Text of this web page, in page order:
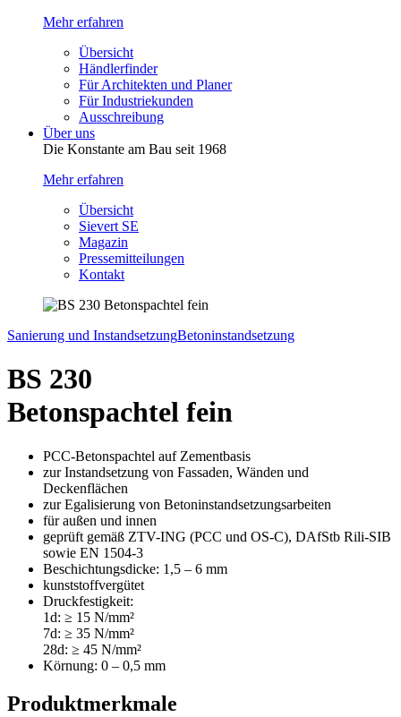
Mehr erfahren
Übersicht
Händlerfinder
Für Architekten und Planer
Für Industriekunden
Ausschreibung
Über uns
Die Konstante am Bau seit 1968
Mehr erfahren
Übersicht
Sievert SE
Magazin
Pressemitteilungen
Kontakt
Sanierung und InstandsetzungBetoninstandsetzung
BS 230
Betonspachtel fein
PCC-Betonspachtel auf Zementbasis
zur Instandsetzung von Fassaden, Wänden und
Deckenflächen
zur Egalisierung von Betoninstandsetzungsarbeiten
für außen und innen
geprüft gemäß ZTV-ING (PCC und OS-C), DAfStb Rili-SIB
sowie EN 1504-3
Beschichtungsdicke: 1,5 – 6 mm
kunststoffvergütet
Druckfestigkeit:
1d: ≥ 15 N/mm²
7d: ≥ 35 N/mm²
28d: ≥ 45 N/mm²
Körnung: 0 – 0,5 mm
Produktmerkmale